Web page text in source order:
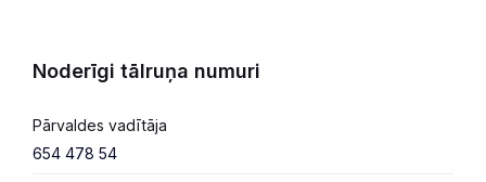
Noderīgi tālruņa numuri
Pārvaldes vadītāja
654 478 54